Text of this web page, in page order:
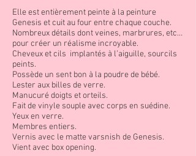
Elle est entièrement peinte à la peinture
Genesis et cuit au four entre chaque couche.
Nombreux détails dont veines, marbrures, etc…
pour créer un réalisme incroyable.
Cheveux et cils implantés à l’aiguille, sourcils
peints.
Possède un sent bon à la poudre de bébé.
Lester aux billes de verre.
Manucuré doigts et orteils.
Fait de vinyle souple avec corps en suédine.
Yeux en verre.
Membres entiers.
Vernis avec le matte varsnish de Genesis.
Vient avec box opening.